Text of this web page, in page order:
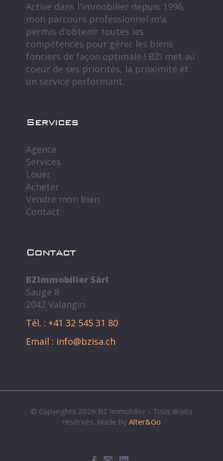
Active dans l'immobilier depuis 1996,
mon parcours professionnel m'a
permis d'obtenir toutes les
compétences pour gérer les biens
fonciers de façon optimale ! BZI met au
coeur de ses priorités, la proximité et
un service performant.
Services
Agence
Services
Louer
Acheter
Vendre mon bien
Contact
Contact
BZImmobilier Sàrl
Sauge 8
2042 Valangin
Tél. : +41 32 545 31 80
Email : info@bzisa.ch
© Copyrights 2026 BZ Immobilier - Tous droits
résérvés. Made by Alter&Go